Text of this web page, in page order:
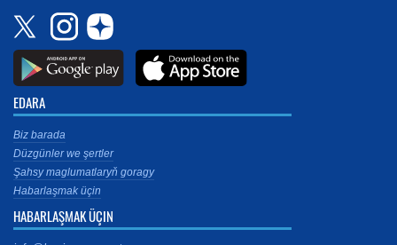
EDARA
Biz barada
Düzgünler we şertler
Şahsy maglumatlaryň goragy
Habarlaşmak üçin
HABARLAŞMAK ÜÇIN